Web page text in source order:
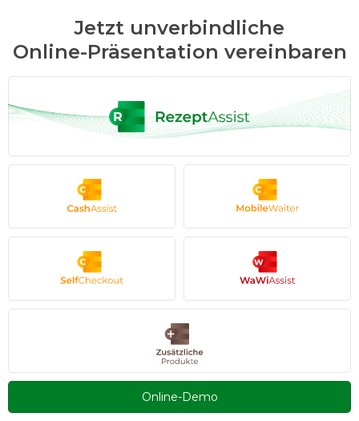
Jetzt unverbindliche
Online-Präsentation vereinbaren
Online-Demo